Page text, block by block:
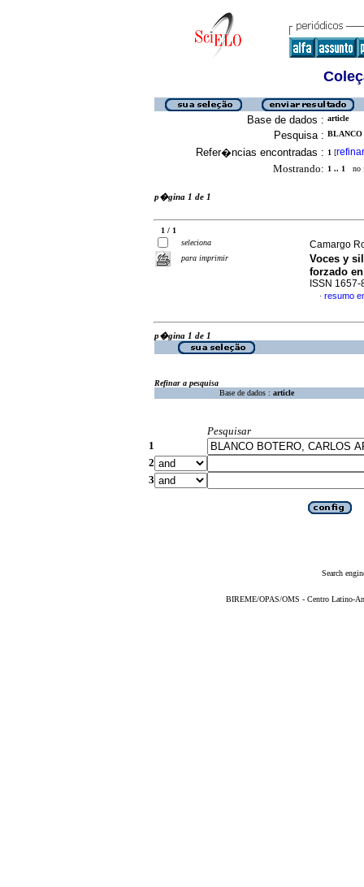
Base de dados : article
Pesquisa : BLANCO
Refer�ncias encontradas : 1 [refinar
Mostrando: 1 .. 1 no
p�gina 1 de 1
1 / 1
seleciona
para imprimir
Camargo
Voces y
forzado
ISSN 1657-
· resumo
p�gina 1 de 1
Refinar a pesquisa
Base de dados : article
Pesquisar
1
2
3
Search
BIREME/OPAS/OMS - Centro Latino-